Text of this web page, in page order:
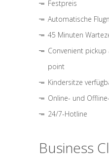
Festpreis
Automatische
45 Minuten
Convenient
point
Kindersitze
Online- und
24/7-Hotline
Business